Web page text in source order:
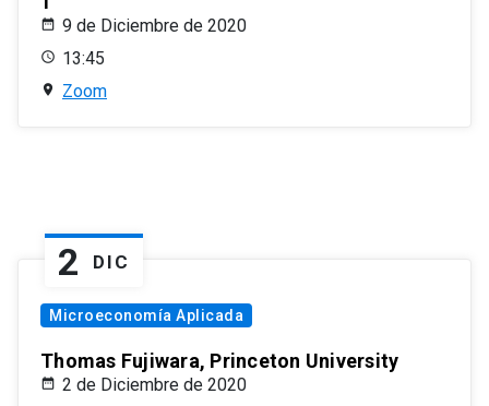
9 de Diciembre de 2020
13:45
Zoom
2 DIC
Microeconomía Aplicada
Thomas Fujiwara, Princeton University
2 de Diciembre de 2020